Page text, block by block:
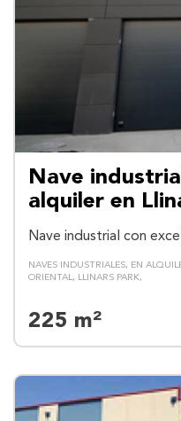
Nave
alquiler en
Nave industrial con
NAVES INDUSTRIALES EN
ORIENTAL
LLINARS PARK
225 m²